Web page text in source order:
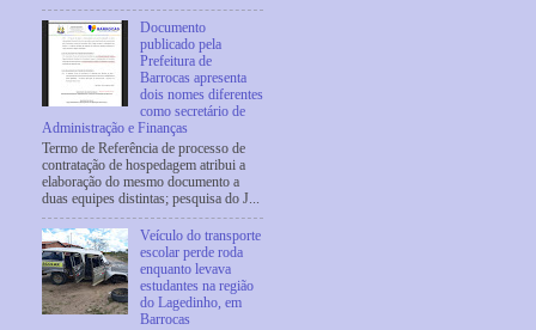
Documento
publicado pela
Prefeitura de
Barrocas apresenta
dois nomes diferentes
como secretário de
Administração e Finanças
Termo de Referência de processo de
contratação de hospedagem atribui a
elaboração do mesmo documento a
duas equipes distintas; pesquisa do J...
Veículo do transporte
escolar perde roda
enquanto levava
estudantes na região
do Lagedinho, em
Barrocas